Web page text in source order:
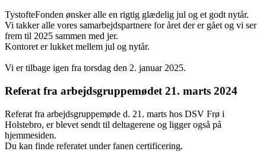
TystofteFonden ønsker alle en rigtig glædelig jul og et godt nytår.
Vi takker alle vores samarbejdspartnere for året der er gået og vi ser
frem til 2025 sammen med jer.
Kontoret er lukket mellem jul og nytår.
Vi er tilbage igen fra torsdag den 2. januar 2025.
Referat fra arbejdsgruppemødet 21. marts 2024
Referat fra arbejdsgruppemøde d. 21. marts hos DSV Frø i
Holstebro, er blevet sendt til deltagerene og ligger også på
hjemmesiden.
Du kan finde referatet under fanen certificering.